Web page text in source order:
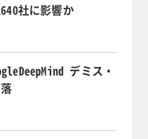
社に影響か
デミス・